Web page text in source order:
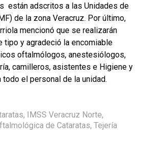
están adscritos a las Unidades de
de la zona Veracruz. Por último,
mencionó que se realizarán
tipo y agradeció la encomiable
oftalmólogos, anestesiólogos,
camilleros, asistentes e Higiene y
el personal de la unidad.
, IMSS Veracruz Norte,
de Cataratas, Tejería